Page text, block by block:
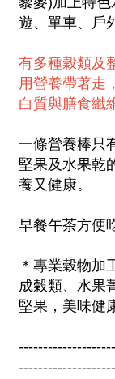
遊、單車、戶
有多種穀類及
用營養帶著走
白質與膳食纖
一條營養棒只
堅果及水果乾
養又健康。
早餐午茶方便
＊專業穀物加
成穀類、水果
堅果，美味健